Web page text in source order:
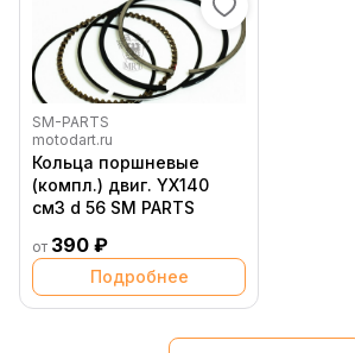
SM-PARTS
motodart.ru
Кольца поршневые
(компл.) двиг. YX140
см3 d 56 SM PARTS
от 390 ₽
Подробнее